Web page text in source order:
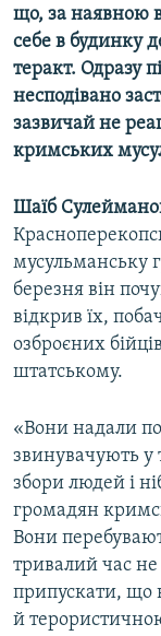
що, за наявною
себе в будинку
теракт. Одразу
несподівано
зазвичай не
кримських
Шаїб
мусульманську
березня він
відкрив їх,
озброєних
штатському.
«Вони надали
звинувачують у
збори людей і
громадян
Вони
тривалий час не
припускати, що
й